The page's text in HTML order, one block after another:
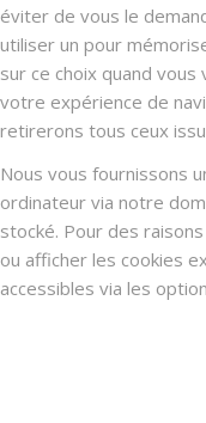
éviter de vous le
utiliser un pour
sur ce choix quand
votre expérience de
retirerons tous ceux
Nous vous fournissons
ordinateur via notre
stocké. Pour des
ou afficher les cookies
accessibles via les